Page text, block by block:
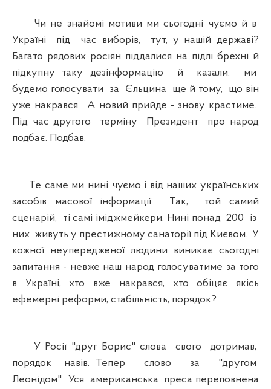
Чи не знайомі мотиви ми сьогодні чуємо й в
Україні під час виборів, тут, у нашій державі?
Багато рядових росіян піддалися на підлі брехні й
підкупну таку дезінформацію й казали: ми
будемо голосувати за Єльцина ще й тому, що він
уже накрався. А новий прийде - знову крастиме.
Під час другого терміну Президент про народ
подбає. Подбав.
Те саме ми нині чуємо і від наших українських
засобів масової інформації. Так, той самий
сценарій, ті самі іміджмейкери. Нині понад 200 із
них живуть у престижному санаторії під Києвом. У
кожної неупередженої людини виникає сьогодні
запитання - невже наш народ голосуватиме за того
в Україні, хто вже накрався, хто обіцяє якісь
ефемерні реформи, стабільність, порядок?
У Росії "друг Борис" слова свого дотримав,
порядок навів. Тепер слово за "другом
Леонідом". Уся американська преса переповнена